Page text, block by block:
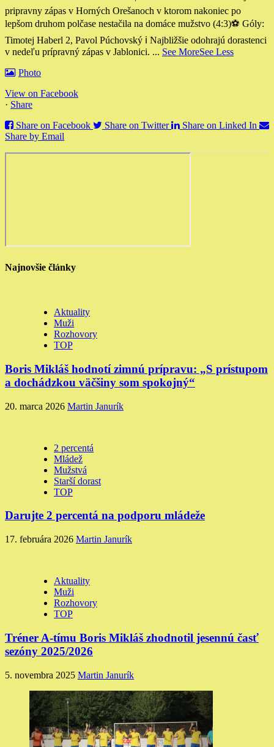
pripravny zápas v Horných Orešanoch v ktorom nakoniec po
lepšom druhom polčase nestačila na domáce mužstvo (4:3)⚽️ Góly:
Timotej Haberl 2, Pavol Púchovský ℹ️ Najbližšie odohrajú dorastenci
v nedeľu prípravný zápas v Jablonici. ... See MoreSee Less
Photo
View on Facebook
· Share
Share on Facebook
Share on Twitter
Share on Linked In
Share by Email
Najnovšie články
Aktuality
Muži
Rozhovory
TOP
Boris Mikláš hodnotí zimnú prípravu: „S prístupom
a dochádzkou väčšiny som spokojný“
20. marca 2026 Martin Janurík
2 percentá
Mládež
Mužstvá
Starší dorast
TOP
Darujte 2 percentá na podporu mládeže
17. februára 2026 Martin Janurík
Aktuality
Muži
Rozhovory
TOP
Tréner A-tímu Boris Mikláš zhodnotil jesennú časť
sezóny 2025/2026
5. novembra 2025 Martin Janurík